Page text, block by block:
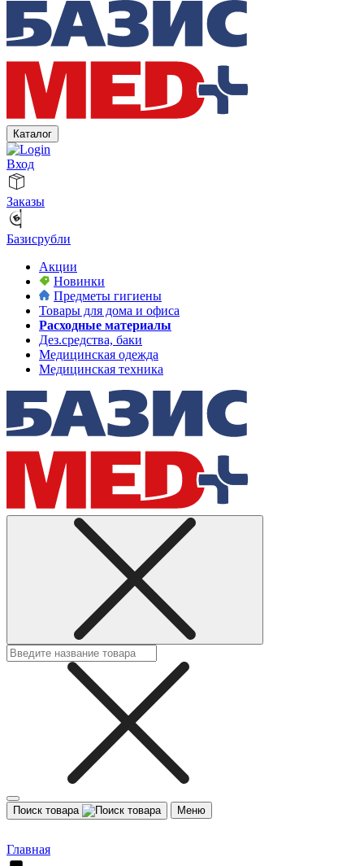
Каталог
Вход
Заказы
Базисрубли
Акции
Новинки
Предметы гигиены
Товары для дома и офиса
Расходные материалы
Дез.средства, баки
Медицинская одежда
Медицинская техника
Поиск товара Меню
Главная